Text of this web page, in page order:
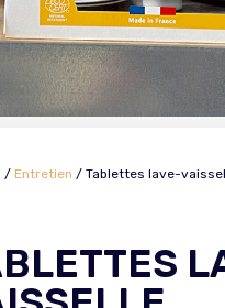
/ Entretien / Tablettes lave-